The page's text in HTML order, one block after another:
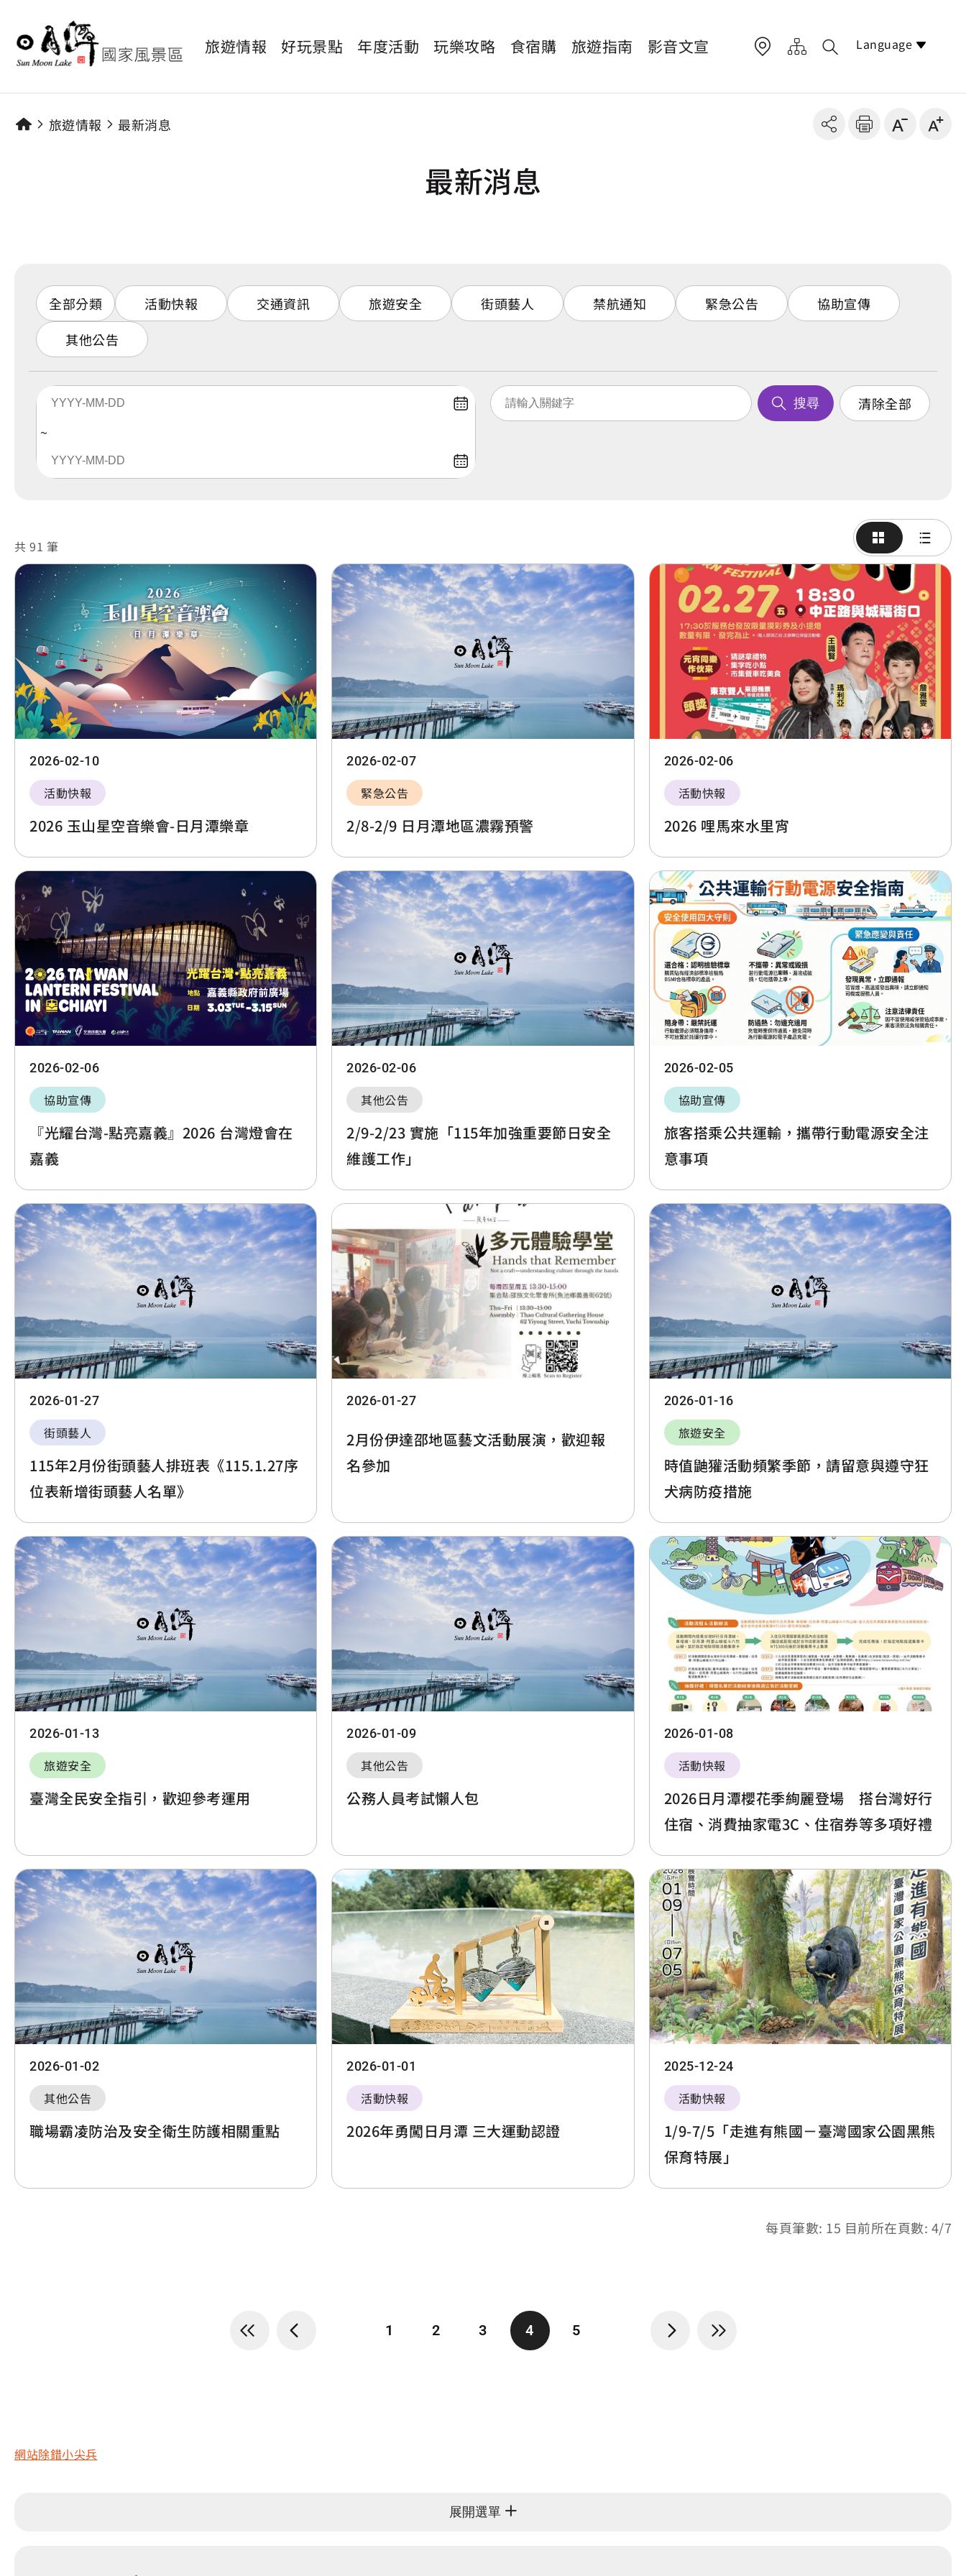
旅遊情報 好玩景點 年度活動 玩樂攻略 食宿購 旅遊指南 影音文宣 Language
旅遊情報 最新消息
最新消息
全部分類 活動快報 交通資訊 旅遊安全 街頭藝人 禁航通知 緊急公告
協助宣傳
其他公告
搜尋 清除全部
共 91 筆
2026-02-10
活動快報
2026 玉山星空音樂會-日月潭樂章
2026-02-07
緊急公告
2/8-2/9 日月潭地區濃霧預警
2026-02-06
活動快報
2026 哩馬來水里宵
2026-02-06
協助宣傳
『光耀台灣-點亮嘉義』2026 台灣燈會在
嘉義
2026-02-06
其他公告
2/9-2/23 實施「115年加強重要節日安全
維護工作」
2026-02-05
協助宣傳
旅客搭乘公共運輸，攜帶行動電源安全注
意事項
2026-01-27
街頭藝人
115年2月份街頭藝人排班表《115.1.27序
位表新增街頭藝人名單》
2026-01-27
2月份伊達邵地區藝文活動展演，歡迎報
名參加
2026-01-16
旅遊安全
時值鼬獾活動頻繁季節，請留意與遵守狂
犬病防疫措施
2026-01-13
旅遊安全
臺灣全民安全指引，歡迎參考運用
2026-01-09
其他公告
公務人員考試懶人包
2026-01-08
活動快報
2026日月潭櫻花季絢麗登場 搭台灣好行
住宿、消費抽家電3C、住宿券等多項好禮
2026-01-02
其他公告
職場霸凌防治及安全衛生防護相關重點
2026-01-01
活動快報
2026年勇闖日月潭 三大運動認證
2025-12-24
活動快報
1/9-7/5「走進有熊國－臺灣國家公園黑熊
保育特展」
每頁筆數: 15 目前所在頁數: 4/7
1 2 3 4 5
網站除錯小尖兵
展開選單